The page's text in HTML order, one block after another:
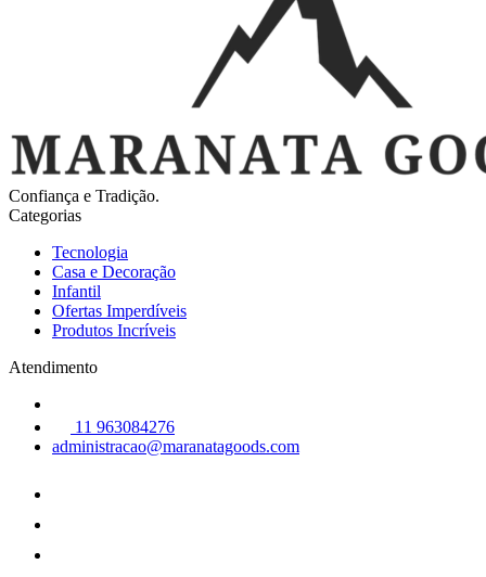
Confiança e Tradição.
Categorias
Tecnologia
Casa e Decoração
Infantil
Ofertas Imperdíveis
Produtos Incríveis
Atendimento
11 963084276
administracao@maranatagoods.com